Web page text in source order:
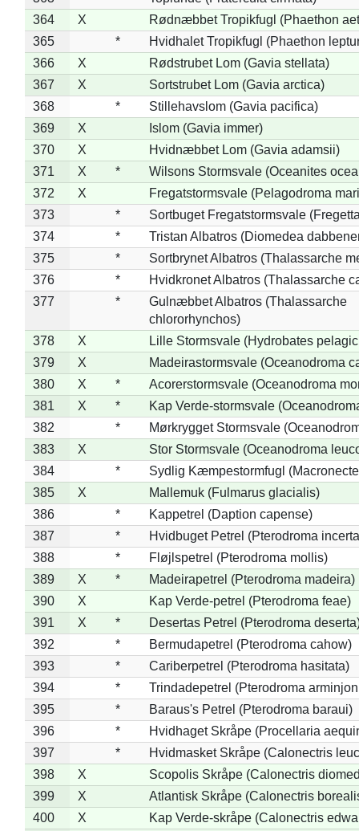
364
X
Rødnæbbet Tropikfugl (Phaethon
365
*
Hvidhalet Tropikfugl (Phaethon
366
X
Rødstrubet Lom (Gavia stellata)
367
X
Sortstrubet Lom (Gavia arctica)
368
*
Stillehavslom (Gavia pacifica)
369
X
Islom (Gavia immer)
370
X
Hvidnæbbet Lom (Gavia adamsii)
371
X *
Wilsons Stormsvale (Oceanites
372
X
Fregatstormsvale (Pelagodroma
373
*
Sortbuget Fregatstormsvale
374
*
Tristan Albatros (Diomedea
375
*
Sortbrynet Albatros (Thalassarche
376
*
Hvidkronet Albatros (Thalassarche
377
*
Gulnæbbet Albatros (Thalassarche
chlororhynchos)
378
X
Lille Stormsvale (Hydrobates
379
X
Madeirastormsvale (Oceanodroma
380
X *
Acorerstormsvale (Oceanodroma
381
X *
Kap Verde-stormsvale
382
*
Mørkrygget Stormsvale
383
X
Stor Stormsvale (Oceanodroma
384
*
Sydlig Kæmpestormfugl
385
X
Mallemuk (Fulmarus glacialis)
386
*
Kappetrel (Daption capense)
387
*
Hvidbuget Petrel (Pterodroma
388
*
Fløjlspetrel (Pterodroma mollis)
389
X *
Madeirapetrel (Pterodroma madeira)
390
X
Kap Verde-petrel (Pterodroma feae)
391
X *
Desertas Petrel (Pterodroma
392
*
Bermudapetrel (Pterodroma cahow)
393
*
Cariberpetrel (Pterodroma hasitata)
394
*
Trindadepetrel (Pterodroma
395
*
Baraus's Petrel (Pterodroma baraui)
396
*
Hvidhaget Skråpe (Procellaria
397
*
Hvidmasket Skråpe (Calonectris
398
X
Scopolis Skråpe (Calonectris
399
X
Atlantisk Skråpe (Calonectris
400
X
Kap Verde-skråpe (Calonectris